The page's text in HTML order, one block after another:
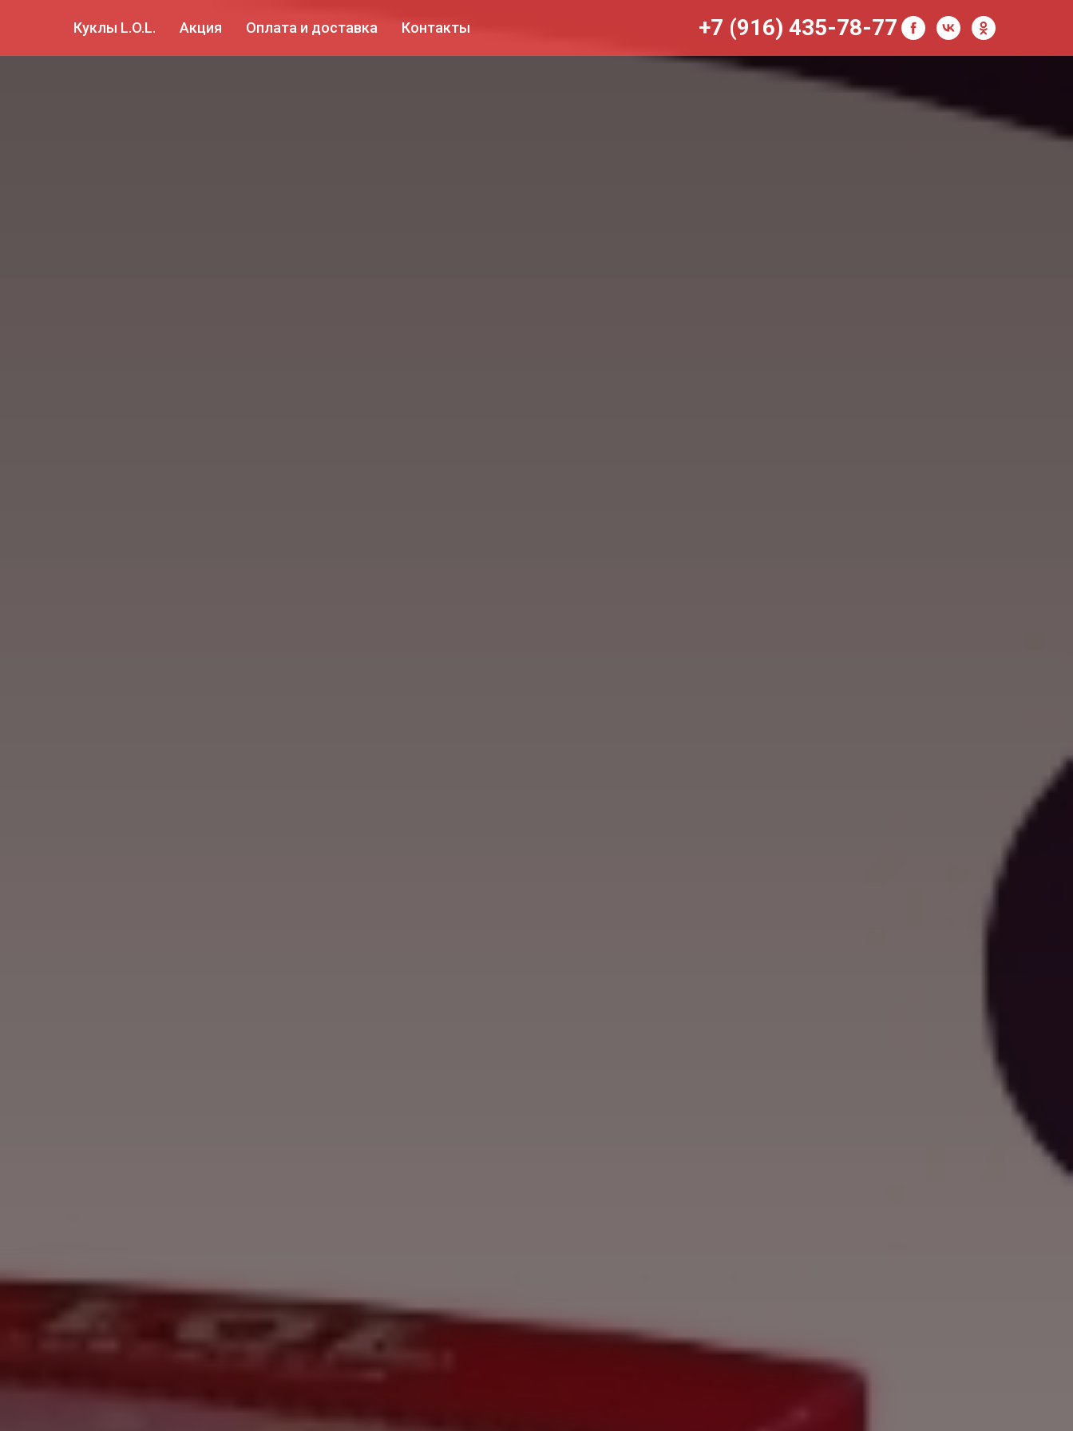
Куклы L.O.L. Акция Оплата и доставка Контакты +7 (916) 435-78-77